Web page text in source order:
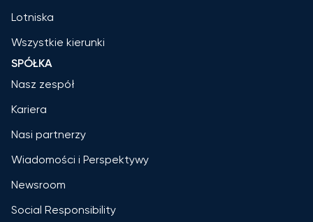
Lotniska
Wszystkie kierunki
SPÓŁKA
Nasz zespół
Kariera
Nasi partnerzy
Wiadomości i Perspektywy
Newsroom
Social Responsibility